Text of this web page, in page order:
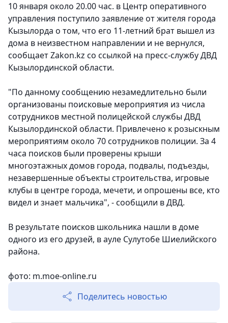
10 января около 20.00 час. в Центр оперативного
управления поступило заявление от жителя города
Кызылорда о том, что его 11-летний брат вышел из
дома в неизвестном направлении и не вернулся,
сообщает Zakon.kz со ссылкой на пресс-службу ДВД
Кызылординской области.
"По данному сообщению незамедлительно были
организованы поисковые мероприятия из числа
сотрудников местной полицейской службы ДВД
Кызылординской области. Привлечено к розыскным
мероприятиям около 70 сотрудников полиции. За 4
часа поисков были проверены крыши
многоэтажных домов города, подвалы, подъезды,
незавершенные объекты строительства, игровые
клубы в центре города, мечети, и опрошены все, кто
видел и знает мальчика", - сообщили в ДВД.
В результате поисков школьника нашли в доме
одного из его друзей, в ауле Сулутобе Шиелийского
района.
фото: m.moe-online.ru
Поделитесь новостью